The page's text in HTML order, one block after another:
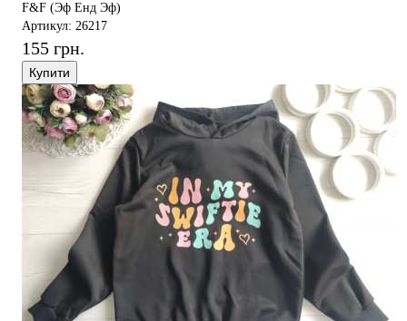
F&F (Эф Енд Эф)
Артикул: 26217
155 грн.
Купити